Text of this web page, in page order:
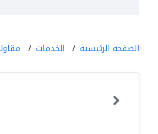
الصفحة الرئيسية الخدمات